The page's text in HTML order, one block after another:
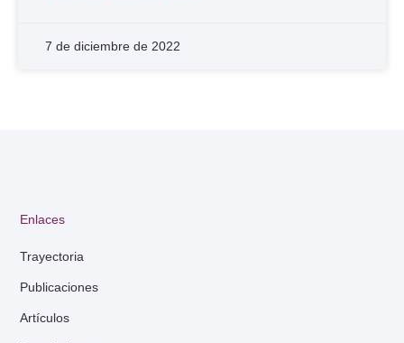
7 de diciembre de 2022
Enlaces
Trayectoria
Publicaciones
Artículos